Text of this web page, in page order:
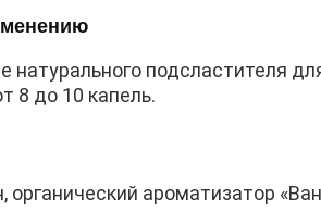
натурального подсластителя
8 до 10 капель.
органический ароматизатор